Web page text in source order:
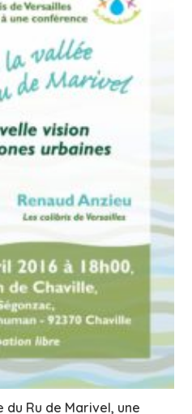
du Ru de Marivel, une